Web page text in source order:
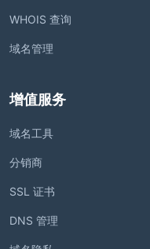
WHOIS 查询
域名管理
增值服务
域名工具
分销商
SSL 证书
DNS 管理